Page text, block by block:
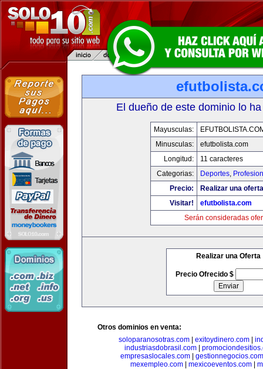
El dueño de este dominio lo
Mayusculas:
Minusculas:
efutbolista.com
Longitud:
11 caracteres
Categorias:
Deportes,
Precio:
Realizar una
Visitar!
efutbolista.com
Serán consideradas
Realizar una Oferta
Precio Ofrecido $
Otros dominios en venta:
soloparanosotras.com
exitoydinero.com
industriasdobrasil.com|
empresaslocales.com| gestionnegocios.com
mexempleo.com| mexicoeventos.com|